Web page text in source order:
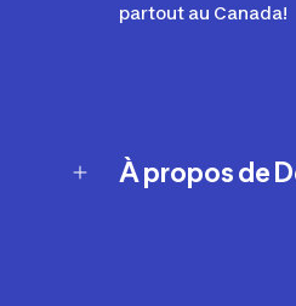
partout au Canada!
À propos de